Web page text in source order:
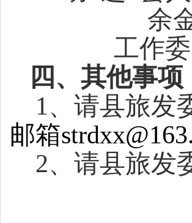
余
工作
四、其他事项
1、请县旅发
邮箱
2、请县旅发